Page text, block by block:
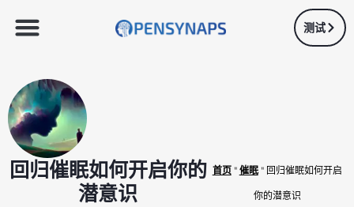
测试
回归催眠如何开启你的
潜意识
首页"催眠" 回归催眠如何开启
你的潜意识